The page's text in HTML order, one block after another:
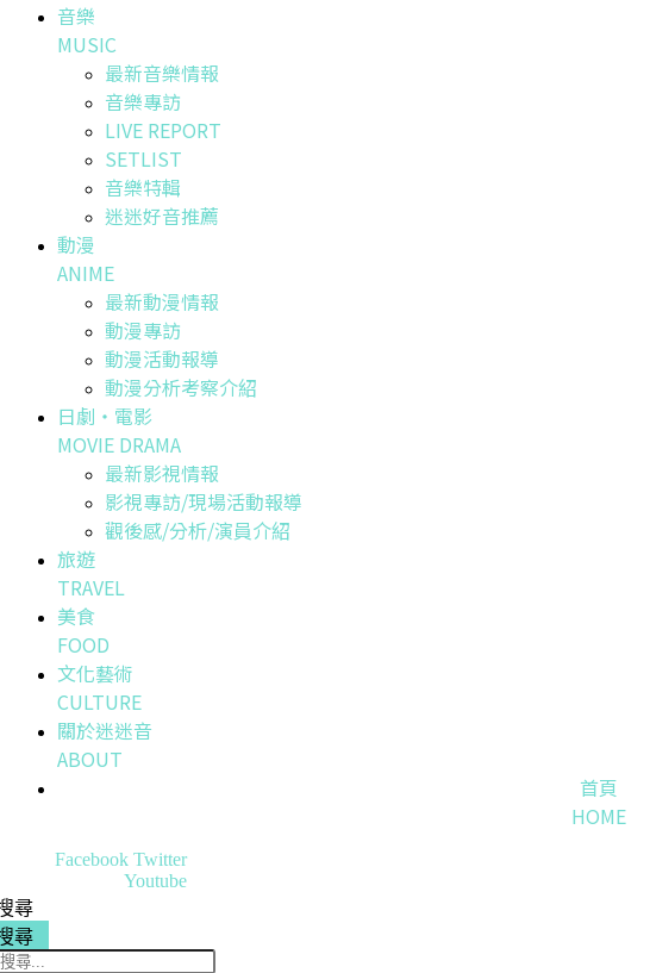
音樂
MUSIC
最新音樂情報
音樂專訪
LIVE REPORT
SETLIST
音樂特輯
迷迷好音推薦
動漫
ANIME
最新動漫情報
動漫專訪
動漫活動報導
動漫分析考察介紹
日劇・電影
MOVIE DRAMA
最新影視情報
影視專訪/現場活動報導
觀後感/分析/演員介紹
旅遊
TRAVEL
美食
FOOD
文化藝術
CULTURE
關於迷迷音
ABOUT
首頁
HOME
Facebook Twitter
Youtube
尋
尋